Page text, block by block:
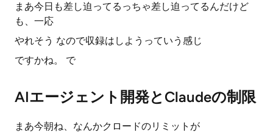
まあ今日も差し迫ってるっちゃ差し迫ってるんだけど
も、一応
やれそう なので収録はしようっていう感じ
ですかね。 で
AIエージェント開発とClaudeの制限
まあ今朝ね、なんかクロードのリミットが